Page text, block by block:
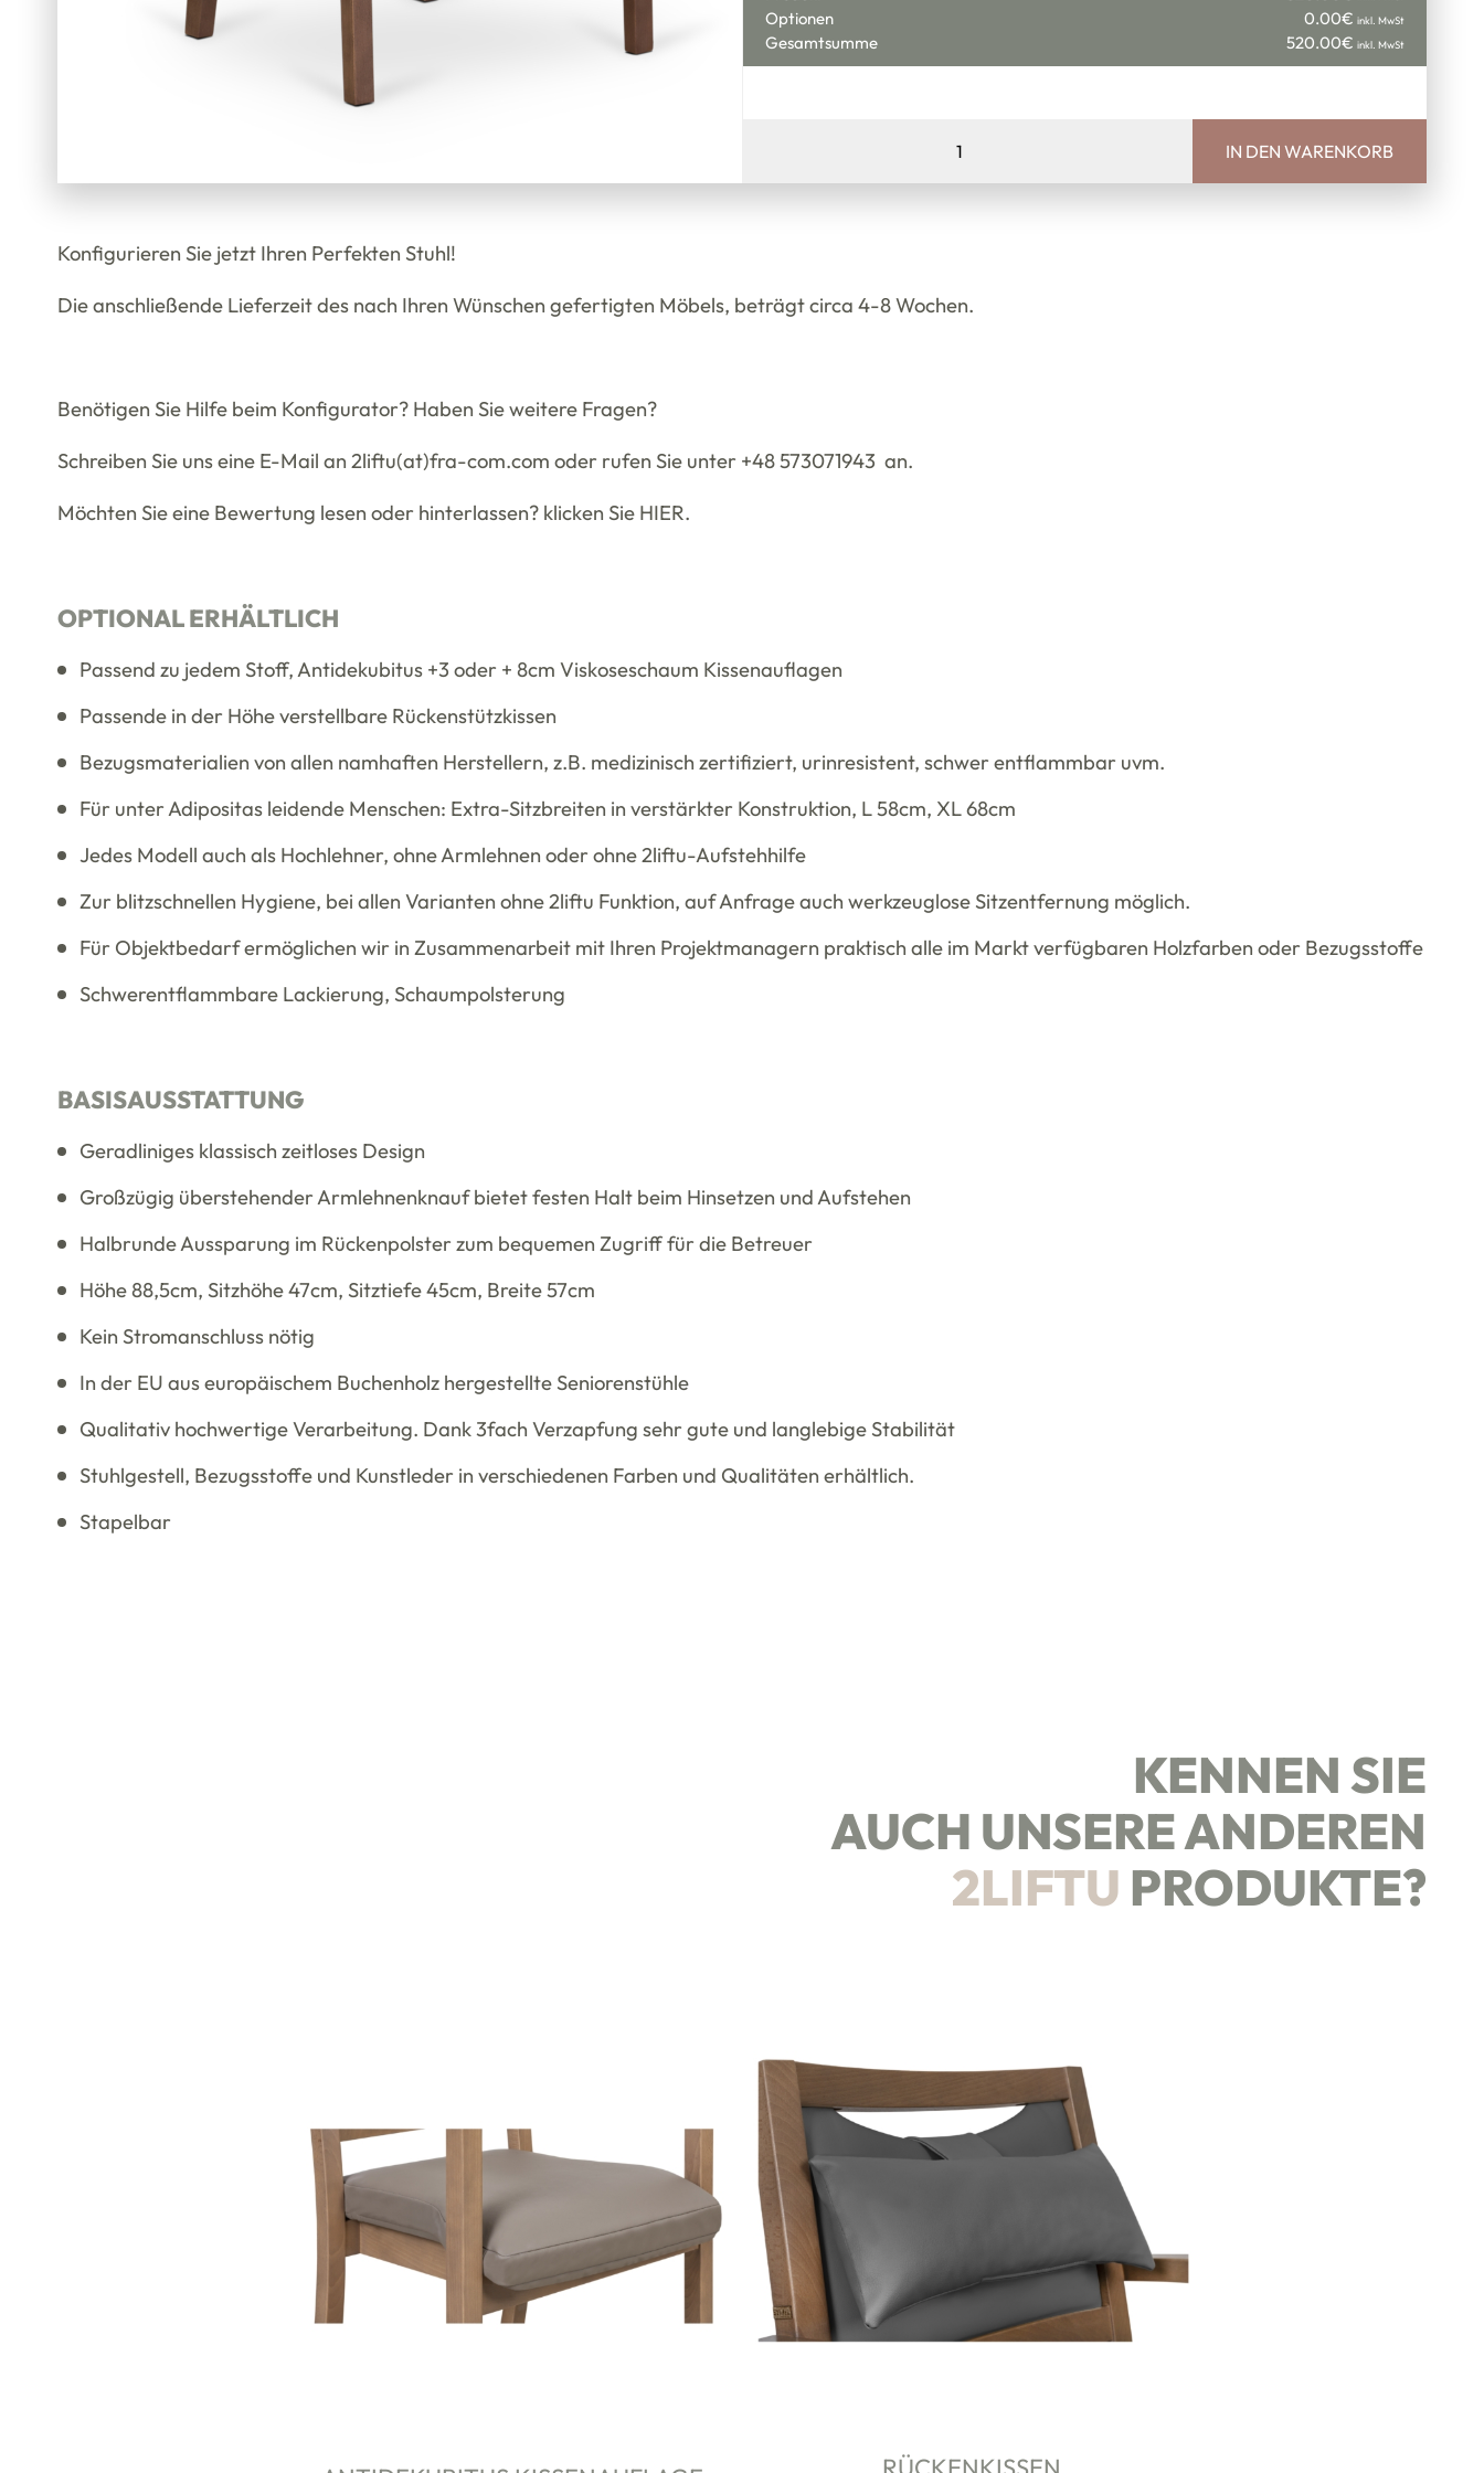
Optionen 0.00€ inkl. MwSt
Gesamtsumme 520.00€ inkl. MwSt
Stoff
IN DEN WARENKORB
Konfigurieren Sie jetzt Ihren Perfekten Stuhl!
Die anschließende Lieferzeit des nach Ihren Wünschen gefertigten Möbels, beträgt circa 4-8 Wochen.
Benötigen Sie Hilfe beim Konfigurator? Haben Sie weitere Fragen?
Schreiben Sie uns eine E-Mail an 2liftu(at)fra-com.com oder rufen Sie unter +48 573071943 an.
Möchten Sie eine Bewertung lesen oder hinterlassen? klicken Sie HIER.
OPTIONAL ERHÄLTLICH
Passend zu jedem Stoff, Antidekubitus +3 oder + 8cm Viskoseschaum Kissenauflagen
Passende in der Höhe verstellbare Rückenstützkissen
Bezugsmaterialien von allen namhaften Herstellern, z.B. medizinisch zertifiziert, urinresistent, schwer entflammbar uvm.
Für unter Adipositas leidende Menschen: Extra-Sitzbreiten in verstärkter Konstruktion, L 58cm, XL 68cm
Jedes Modell auch als Hochlehner, ohne Armlehnen oder ohne 2liftu-Aufstehhilfe
Zur blitzschnellen Hygiene, bei allen Varianten ohne 2liftu Funktion, auf Anfrage auch werkzeuglose Sitzentfernung möglich.
Für Objektbedarf ermöglichen wir in Zusammenarbeit mit Ihren Projektmanagern praktisch alle im Markt verfügbaren Holzfarben oder Bezugsstoffe
Schwerentflammbare Lackierung, Schaumpolsterung
BASISAUSSTATTUNG
Geradliniges klassisch zeitloses Design
Großzügig überstehender Armlehnenknauf bietet festen Halt beim Hinsetzen und Aufstehen
Halbrunde Aussparung im Rückenpolster zum bequemen Zugriff für die Betreuer
Höhe 88,5cm, Sitzhöhe 47cm, Sitztiefe 45cm, Breite 57cm
Kein Stromanschluss nötig
In der EU aus europäischem Buchenholz hergestellte Seniorenstühle
Qualitativ hochwertige Verarbeitung. Dank 3fach Verzapfung sehr gute und langlebige Stabilität
Stuhlgestell, Bezugsstoffe und Kunstleder in verschiedenen Farben und Qualitäten erhältlich.
Stapelbar
KENNEN SIE
AUCH UNSERE ANDEREN
2LIFTU PRODUKTE?